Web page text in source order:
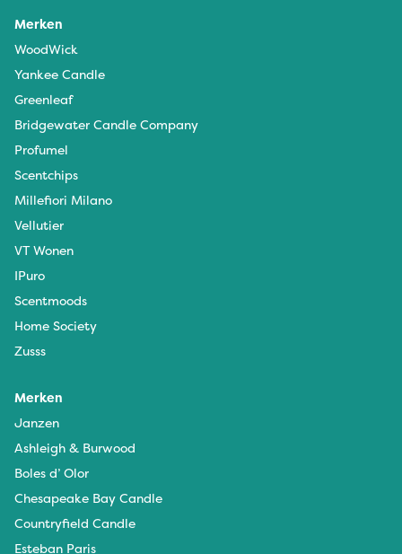
Merken
WoodWick
Yankee Candle
Greenleaf
Bridgewater Candle Company
Profumel
Scentchips
Millefiori Milano
Vellutier
VT Wonen
IPuro
Scentmoods
Home Society
Zusss
Merken
Janzen
Ashleigh & Burwood
Boles d’ Olor
Chesapeake Bay Candle
Countryfield Candle
Esteban Paris